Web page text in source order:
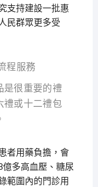
支持建設一批惠
民群眾更多受
程服務
是很重要的禮
禮或十二禮包
者用藥負擔，會
多高血壓、糖尿
範圍內的門診用